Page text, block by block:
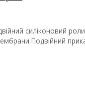
силіконовий